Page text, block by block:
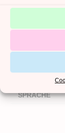
Zusätzliche
DATEITYPEN
SPRACHE